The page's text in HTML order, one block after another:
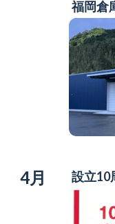
福岡倉
4月 設立10